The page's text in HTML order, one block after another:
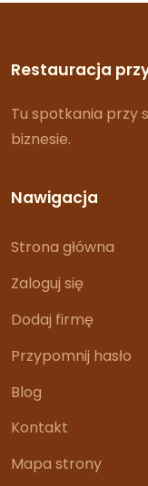
Restauracja
Tu spotkania przy
biznesie.
Nawigacja
Strona główna
Zaloguj się
Dodaj firmę
Przypomnij hasło
Blog
Kontakt
Mapa strony